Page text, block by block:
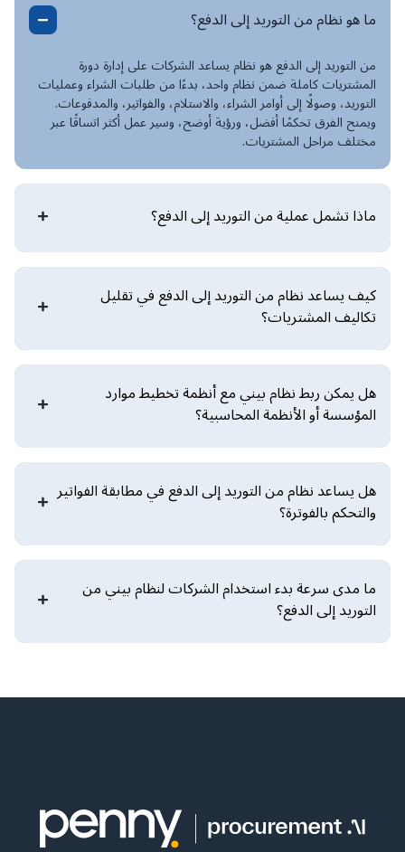
ما هو نظام من التوريد إلى الدفع؟
من التوريد إلى الدفع هو نظام يساعد الشركات على إدارة دورة
المشتريات كاملة ضمن نظام واحد، بدءًا من طلبات الشراء وعمليات
التوريد، وصولًا إلى أوامر الشراء، والاستلام، والفواتير، والمدفوعات.
ويمنح الفرق تحكمًا أفضل، ورؤية أوضح، وسير عمل أكثر اتساقًا عبر
مختلف مراحل المشتريات.
ماذا تشمل عملية من التوريد إلى الدفع؟
كيف يساعد نظام من التوريد إلى الدفع في تقليل
تكاليف المشتريات؟
هل يمكن ربط نظام بيني مع أنظمة تخطيط موارد
المؤسسة أو الأنظمة المحاسبية؟
هل يساعد نظام من التوريد إلى الدفع في مطابقة الفواتير
والتحكم بالفوترة؟
ما مدى سرعة بدء استخدام الشركات لنظام بيني من
التوريد إلى الدفع؟